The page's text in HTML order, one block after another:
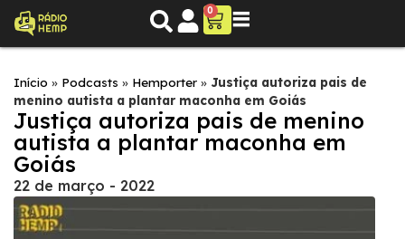
0
Início » Podcasts » Hemporter » Justiça autoriza pais de
menino autista a plantar maconha em Goiás
Justiça autoriza pais de menino
autista a plantar maconha em
Goiás
22 de março - 2022